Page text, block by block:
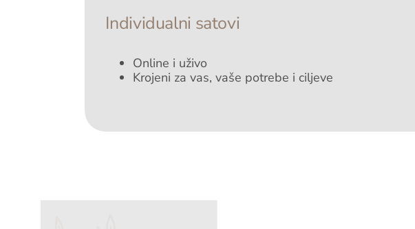
Individualni satovi
Online i uživo
Krojeni za vas, vaše potrebe i ciljeve